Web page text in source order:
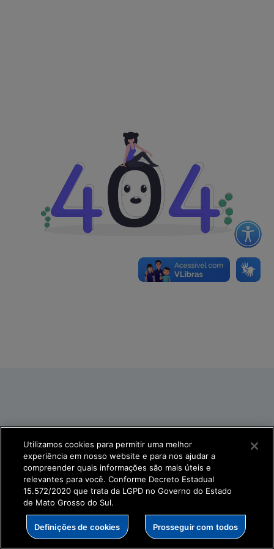
Utilizamos cookies para permitir uma melhor
experiência em nosso website e para nos ajudar a
compreender quais informações são mais úteis e
relevantes para você. Conforme Decreto Estadual
15.572/2020 que trata da LGPD no Governo do Estado
de Mato Grosso do Sul.
Definições de cookies Prosseguir com todos